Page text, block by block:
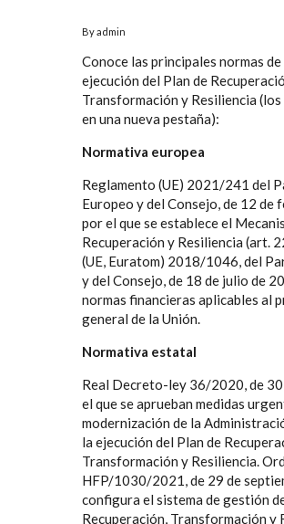
By admin
Conoce las principales normas
ejecución del Plan de
Transformación y Resiliencia (los
en una nueva pestaña):
Normativa europea
Reglamento (UE) 2021/241 del
Europeo y del Consejo, de 12 de
por el que se establece el
Recuperación y Resiliencia (art.
(UE, Euratom) 2018/1046, del
y del Consejo, de 18 de julio de
normas financieras aplicables al
general de la Unión.
Normativa estatal
Real Decreto-ley 36/2020, de 30
el que se aprueban medidas
modernización de la
la ejecución del Plan de
Transformación y Resiliencia.
HFP/1030/2021, de 29 de
configura el sistema de gestión
Recuperación, Transformación y